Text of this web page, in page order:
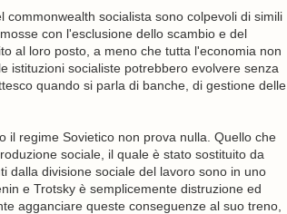
socialista sono colpevoli di simili
con l'esclusione dello scambio e del
al loro posto, a meno che tutta l'economia non
istituzioni socialiste potrebbero evolvere senza
quando si parla di banche, di gestione delle
il regime Sovietico non prova nulla. Quello che
sociale, il quale è stato sostituito da
dalla divisione sociale del lavoro sono in uno
e Trotsky è semplicemente distruzione ed
agganciare queste conseguenze al suo treno,